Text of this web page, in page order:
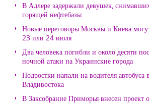
В Адлере задержали девушек,
горящей нефтебазы
Новые переговоры Москвы и Киева
23 или 24 июля
Два человека погибли и около десяти
ночной атаки на Украинские города
Подростки напали на водителя автобуса
Владивостока
В Заксобрание Приморья внесен проект